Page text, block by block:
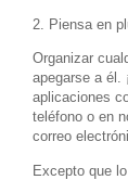
2. Piensa en
Organizar
apegarse a él.
aplicaciones
teléfono o en
correo
Excepto que